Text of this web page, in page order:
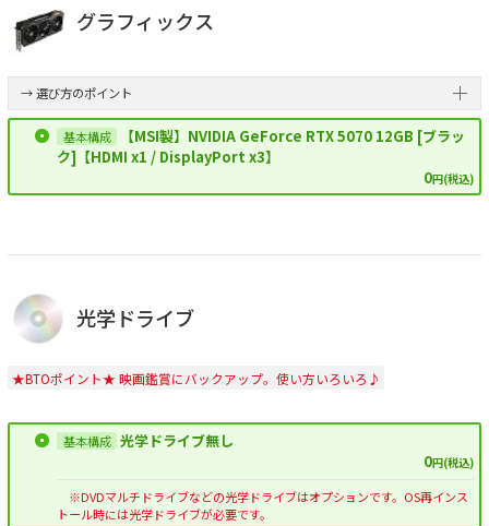
グラフィックス
→ 選び方のポイント
【MSI製】NVIDIA GeForce RTX 5070 12GB [ブラッ
ク]【HDMI x1 / DisplayPort x3】
0円(税込)
光学ドライブ
★BTOポイント★ 映画鑑賞にバックアップ。使い方いろいろ♪
光学ドライブ無し
0円(税込)
※DVDマルチドライブなどの光学ドライブはオプションです。OS再インス
トール時には光学ドライブが必要です。